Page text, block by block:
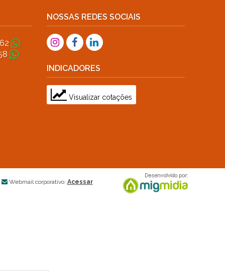
NOSSAS REDES SOCIAIS
INDICADORES
Visualizar cotações
Webmail corporativo: Acessar